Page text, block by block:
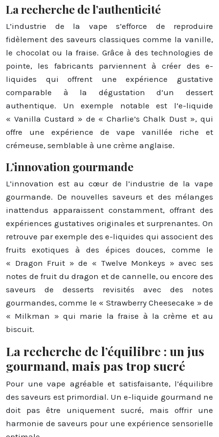
La recherche de l’authenticité
L’industrie de la vape s’efforce de reproduire
fidèlement des saveurs classiques comme la vanille,
le chocolat ou la fraise. Grâce à des technologies de
pointe, les fabricants parviennent à créer des e-
liquides qui offrent une expérience gustative
comparable à la dégustation d’un dessert
authentique. Un exemple notable est l’e-liquide
« Vanilla Custard » de « Charlie’s Chalk Dust », qui
offre une expérience de vape vanillée riche et
crémeuse, semblable à une crème anglaise.
L’innovation gourmande
L’innovation est au cœur de l’industrie de la vape
gourmande. De nouvelles saveurs et des mélanges
inattendus apparaissent constamment, offrant des
expériences gustatives originales et surprenantes. On
retrouve par exemple des e-liquides qui associent des
fruits exotiques à des épices douces, comme le
« Dragon Fruit » de « Twelve Monkeys » avec ses
notes de fruit du dragon et de cannelle, ou encore des
saveurs de desserts revisités avec des notes
gourmandes, comme le « Strawberry Cheesecake » de
« Milkman » qui marie la fraise à la crème et au
biscuit.
La recherche de l’équilibre : un jus
gourmand, mais pas trop sucré
Pour une vape agréable et satisfaisante, l’équilibre
des saveurs est primordial. Un e-liquide gourmand ne
doit pas être uniquement sucré, mais offrir une
harmonie de saveurs pour une expérience sensorielle